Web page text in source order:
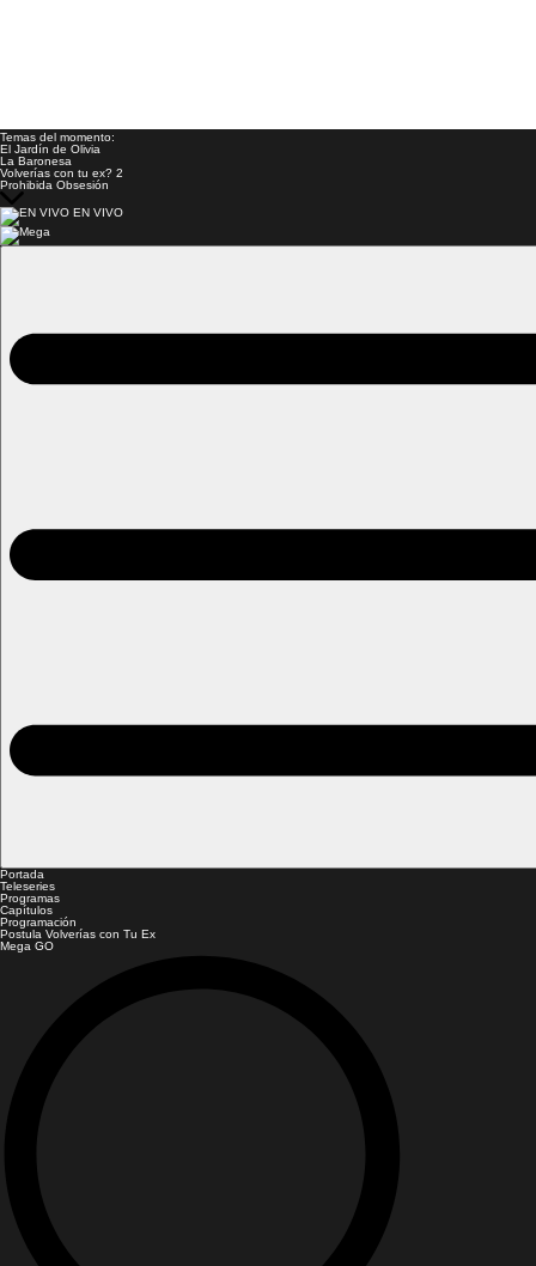
Temas del momento:
El Jardín de Olivia
La Baronesa
Volverías con tu ex? 2
Prohibida Obsesión
EN VIVO
Portada
Teleseries
Programas
Capítulos
Programación
Postula Volverías con Tu Ex
Mega GO